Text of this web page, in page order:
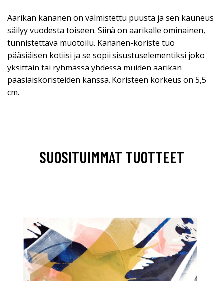
Aarikan kananen on valmistettu puusta ja sen kauneus
säilyy vuodesta toiseen. Siinä on aarikalle ominainen,
tunnistettava muotoilu. Kananen-koriste tuo
pääsiäisen kotiisi ja se sopii sisustuselementiksi joko
yksittäin tai ryhmässä yhdessä muiden aarikan
pääsiäiskoristeiden kanssa. Koristeen korkeus on 5,5
cm.
SUOSITUIMMAT TUOTTEET